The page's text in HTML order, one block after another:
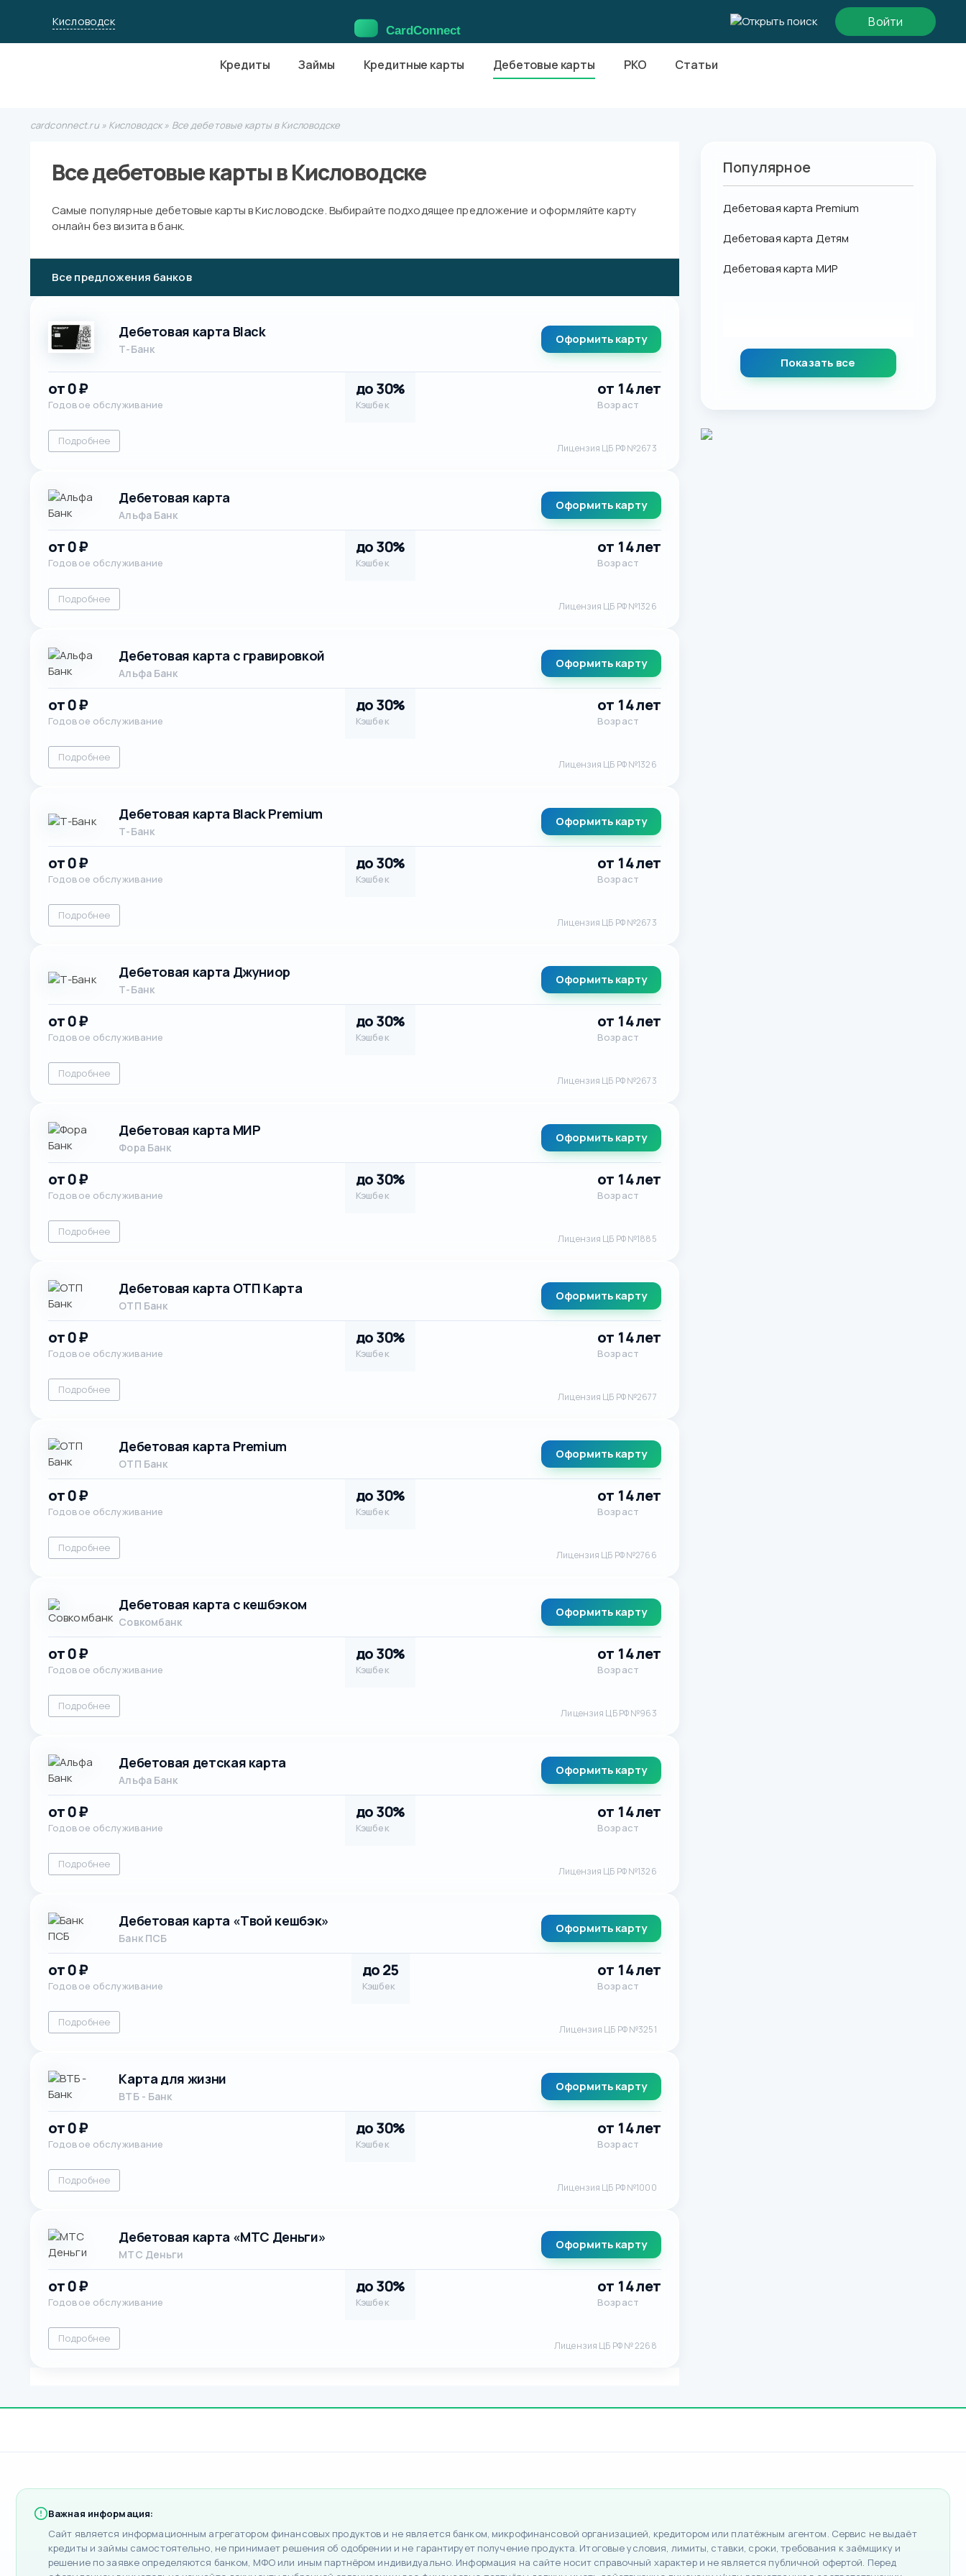
Кисловодск Войти
Кредиты Займы Кредитные карты Дебетовые карты РКО Статьи
cardconnect.ru» Кисловодск» Все дебетовые карты в Кисловодске
Все дебетовые карты в Кисловодске
Самые популярные дебетовые карты в Кисловодске. Выбирайте подходящее предложение и оформляйте карту
онлайн без визита в банк.
Все предложения банков
Дебетовая карта Black
Т-Банк
Оформить карту
от 0 ₽
Годовое обслуживание
до 30%
Кэшбек
от 14 лет
Возраст
Подробнее
Лицензия ЦБ РФ №2673
Дебетовая карта
Альфа Банк
Оформить карту
от 0 ₽
Годовое обслуживание
до 30%
Кэшбек
от 14 лет
Возраст
Подробнее
Лицензия ЦБ РФ №1326
Дебетовая карта с гравировкой
Альфа Банк
Оформить карту
от 0 ₽
Годовое обслуживание
до 30%
Кэшбек
от 14 лет
Возраст
Подробнее
Лицензия ЦБ РФ №1326
Дебетовая карта Black Premium
Т-Банк
Оформить карту
от 0 ₽
Годовое обслуживание
до 30%
Кэшбек
от 14 лет
Возраст
Подробнее
Лицензия ЦБ РФ №2673
Дебетовая карта Джуниор
Т-Банк
Оформить карту
от 0 ₽
Годовое обслуживание
до 30%
Кэшбек
от 14 лет
Возраст
Подробнее
Лицензия ЦБ РФ №2673
Дебетовая карта МИР
Фора Банк
Оформить карту
от 0 ₽
Годовое обслуживание
до 30%
Кэшбек
от 14 лет
Возраст
Подробнее
Лицензия ЦБ РФ №1885
Дебетовая карта ОТП Карта
ОТП Банк
Оформить карту
от 0 ₽
Годовое обслуживание
до 30%
Кэшбек
от 14 лет
Возраст
Подробнее
Лицензия ЦБ РФ №2677
Дебетовая карта Premium
ОТП Банк
Оформить карту
от 0 ₽
Годовое обслуживание
до 30%
Кэшбек
от 14 лет
Возраст
Подробнее
Лицензия ЦБ РФ №2766
Дебетовая карта с кешбэком
Совкомбанк
Оформить карту
от 0 ₽
Годовое обслуживание
до 30%
Кэшбек
от 14 лет
Возраст
Подробнее
Лицензия ЦБ РФ №963
Дебетовая детская карта
Альфа Банк
Оформить карту
от 0 ₽
Годовое обслуживание
до 30%
Кэшбек
от 14 лет
Возраст
Подробнее
Лицензия ЦБ РФ №1326
Дебетовая карта «Твой кешбэк»
Банк ПСБ
Оформить карту
от 0 ₽
Годовое обслуживание
до 25
Кэшбек
от 14 лет
Возраст
Подробнее
Лицензия ЦБ РФ №3251
Карта для жизни
ВТБ - Банк
Оформить карту
от 0 ₽
Годовое обслуживание
до 30%
Кэшбек
от 14 лет
Возраст
Подробнее
Лицензия ЦБ РФ №1000
Дебетовая карта «МТС Деньги»
МТС Деньги
Оформить карту
от 0 ₽
Годовое обслуживание
до 30%
Кэшбек
от 14 лет
Возраст
Подробнее
Лицензия ЦБ РФ № 2268
Популярное
Дебетовая карта Premium
Дебетовая карта Детям
Дебетовая карта МИР
Показать все
Важная информация:
Сайт является информационным агрегатором финансовых продуктов и не является банком, микрофинансовой организацией, кредитором или платёжным агентом. Сервис не выдаёт
кредиты и займы самостоятельно, не принимает решения об одобрении и не гарантирует получение продукта. Итоговые условия, лимиты, ставки, сроки, требования к заёмщику и
решение по заявке определяются банком, МФО или иным партнёром индивидуально. Информация на сайте носит справочный характер и не является публичной офертой. Перед